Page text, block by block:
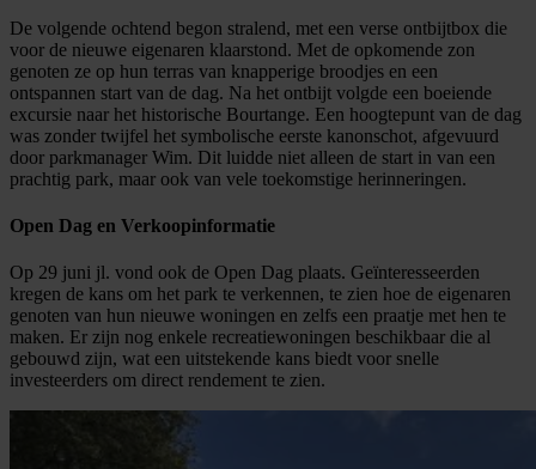
De volgende ochtend begon stralend, met een verse ontbijtbox die
voor de nieuwe eigenaren klaarstond. Met de opkomende zon
genoten ze op hun terras van knapperige broodjes en een
ontspannen start van de dag. Na het ontbijt volgde een boeiende
excursie naar het historische Bourtange. Een hoogtepunt van de dag
was zonder twijfel het symbolische eerste kanonschot, afgevuurd
door parkmanager Wim. Dit luidde niet alleen de start in van een
prachtig park, maar ook van vele toekomstige herinneringen.
Open Dag en Verkoopinformatie
Op 29 juni jl. vond ook de Open Dag plaats. Geïnteresseerden
kregen de kans om het park te verkennen, te zien hoe de eigenaren
genoten van hun nieuwe woningen en zelfs een praatje met hen te
maken. Er zijn nog enkele recreatiewoningen beschikbaar die al
gebouwd zijn, wat een uitstekende kans biedt voor snelle
investeerders om direct rendement te zien.